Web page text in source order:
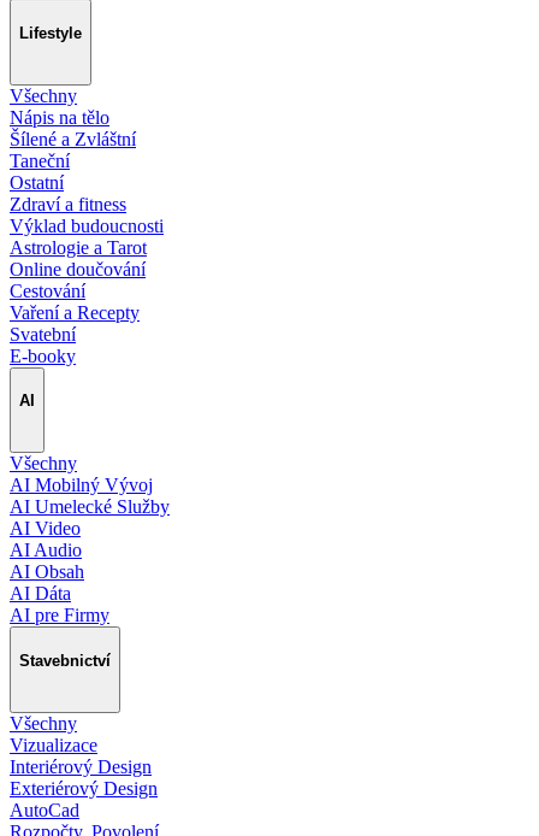
Lifestyle
Všechny
Nápis na tělo
Šílené a Zvláštní
Taneční
Ostatní
Zdraví a fitness
Výklad budoucnosti
Astrologie a Tarot
Online doučování
Cestování
Vaření a Recepty
Svatební
E-booky
AI
Všechny
AI Mobilný Vývoj
AI Umelecké Služby
AI Video
AI Audio
AI Obsah
AI Dáta
AI pre Firmy
Stavebnictví
Všechny
Vizualizace
Interiérový Design
Exteriérový Design
AutoCad
Rozpočty, Povolení